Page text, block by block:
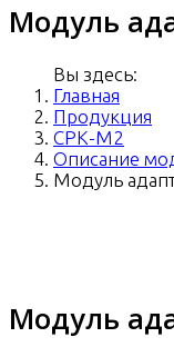
Модуль
Вы здесь:
Главная
Продукция
СРК-М2
Описание
Модуль
Модуль